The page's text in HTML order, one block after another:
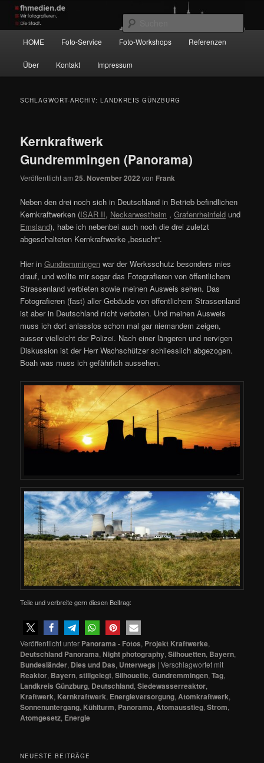
Zum
primären
Inhalt
springen
Zum
sekundären
Inhalt
springen
Wir fotografieren die Hauptstadt!
HOME Foto-Service Foto-Workshops Referenzen
Über Kontakt Impressum
SCHLAGWORT-ARCHIV:LANDKREIS GÜNZBURG
Kernkraftwerk
Gundremmingen (Panorama)
Veröffentlicht am25. November 2022 von Frank
Neben den drei noch sich in Deutschland in Betrieb befindlichen
Kernkraftwerken (ISAR II, Neckarwestheim ,Grafenrheinfeld und
Emsland), habe ich nebenbei auch noch die drei zuletzt
abgeschalteten Kernkraftwerke „besucht“.
Hier inGundremmingen war der Werksschutz besonders mies
drauf, und wollte mir sogar das Fotografieren von öffentlichem
Strassenland verbieten sowie meinen Ausweis sehen. Das
Fotografieren (fast) aller Gebäude von öffentlichem Strassenland
ist aber in Deutschland nicht verboten. Und meinen Ausweis
muss ich dort anlasslos schon mal gar niemandem zeigen,
ausser vielleicht der Polizei. Nach einer längeren und nervigen
Diskussion ist der Herr Wachschützer schliesslich abgezogen.
Boah was muss ich gefährlich aussehen.
Teile und verbreite gern diesen Beitrag:
Veröffentlicht unter Panorama - Fotos, Projekt Kraftwerke,
Deutschland Panorama, Night photography,Silhouetten, Bayern,
Bundesländer, Dies und Das, Unterwegs |Verschlagwortet mit
Reaktor, Bayern,stillgelegt,Silhouette,Gundremmingen,Tag,
Landkreis Günzburg, Deutschland,Siedewasserreaktor,
Kraftwerk, Kernkraftwerk, Energieversorgung, Atomkraftwerk,
Sonnenuntergang, Kühlturm, Panorama, Atomausstieg,Strom,
Atomgesetz, Energie
NEUESTE BEITRÄGE